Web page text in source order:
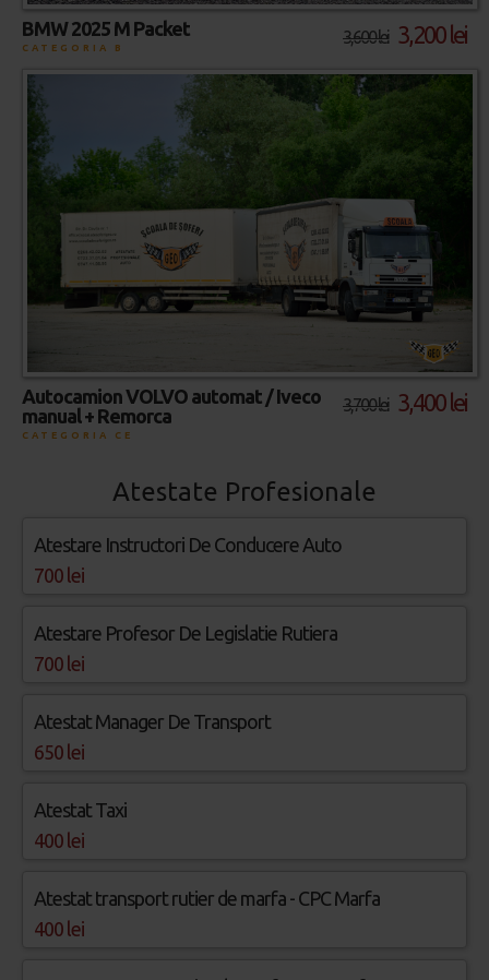
3,600 lei 3,200 lei
BMW 2025 M Packet
CATEGORIA B
3,700 lei 3,400 lei
Autocamion VOLVO automat / Iveco
manual + Remorca
CATEGORIA CE
Atestate Profesionale
Atestare Instructori De Conducere Auto
700 lei
Atestare Profesor De Legislatie Rutiera
700 lei
Atestat Manager De Transport
650 lei
Atestat Taxi
400 lei
Atestat transport rutier de marfa - CPC Marfa
400 lei